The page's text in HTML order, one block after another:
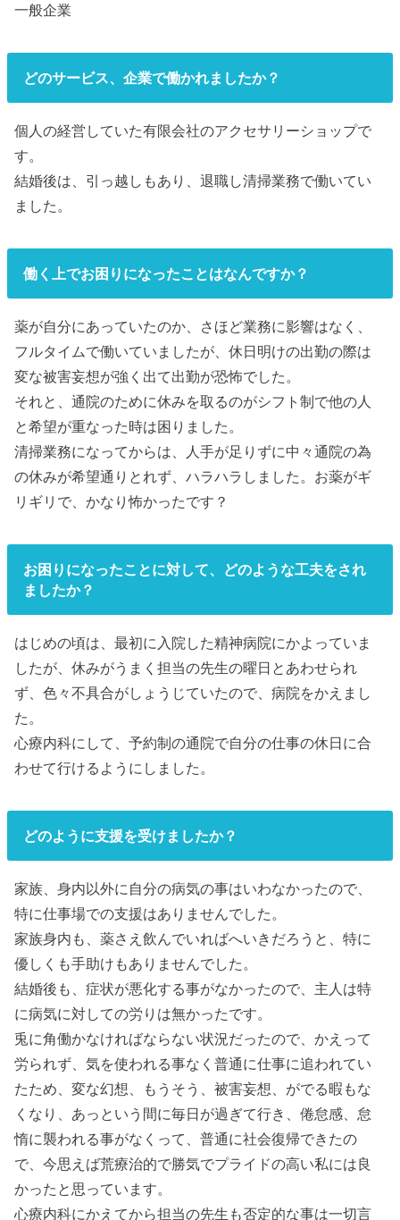
一般企業
どのサービス、企業で働かれましたか？
個人の経営していた有限会社のアクセサリーショップで
す。
結婚後は、引っ越しもあり、退職し清掃業務で働いてい
ました。
働く上でお困りになったことはなんですか？
薬が自分にあっていたのか、さほど業務に影響はなく、
フルタイムで働いていましたが、休日明けの出勤の際は
変な被害妄想が強く出て出勤が恐怖でした。
それと、通院のために休みを取るのがシフト制で他の人
と希望が重なった時は困りました。
清掃業務になってからは、人手が足りずに中々通院の為
の休みが希望通りとれず、ハラハラしました。お薬がギ
リギリで、かなり怖かったです？
お困りになったことに対して、どのような工夫をされ
ましたか？
はじめの頃は、最初に入院した精神病院にかよっていま
したが、休みがうまく担当の先生の曜日とあわせられ
ず、色々不具合がしょうじていたので、病院をかえまし
た。
心療内科にして、予約制の通院で自分の仕事の休日に合
わせて行けるようにしました。
どのように支援を受けましたか？
家族、身内以外に自分の病気の事はいわなかったので、
特に仕事場での支援はありませんでした。
家族身内も、薬さえ飲んでいればへいきだろうと、特に
優しくも手助けもありませんでした。
結婚後も、症状が悪化する事がなかったので、主人は特
に病気に対しての労りは無かったです。
兎に角働かなければならない状況だったので、かえって
労られず、気を使われる事なく普通に仕事に追われてい
たため、変な幻想、もうそう、被害妄想、がでる暇もな
くなり、あっという間に毎日が過ぎて行き、倦怠感、怠
惰に襲われる事がなくって、普通に社会復帰できたの
で、今思えば荒療治的で勝気でプライドの高い私には良
かったと思っています。
心療内科にかえてから担当の先生も否定的な事は一切言